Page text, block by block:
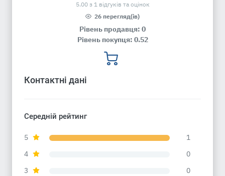
5.00 з 1 відгуків та оцінок
26 перегляд(ів)
Рівень продавця: 0
Рівень покупця: 0.52
Контактні дані
Середній рейтинг
5
1
4
0
3
0